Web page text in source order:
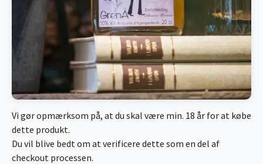
Vi gør opmærksom på, at du skal være min. 18 år for at købe
dette produkt.
Du vil blive bedt om at verificere dette som en del af
checkout processen.